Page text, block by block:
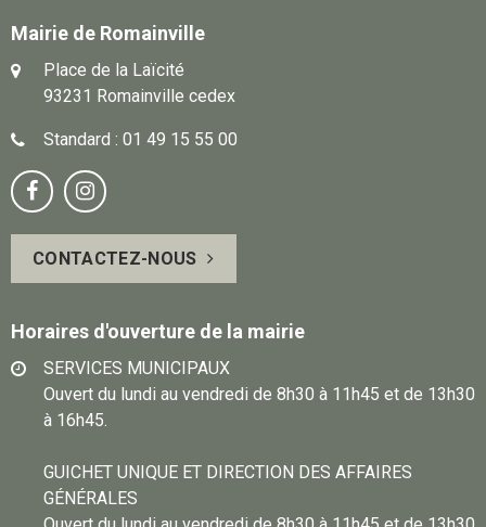
Mairie de Romainville
Place de la Laïcité
93231 Romainville cedex
Standard : 01 49 15 55 00
Notre
page
Facebook
Suivez-
vous
sur
CONTACTEZ-NOUS
Horaires d'ouverture de la mairie
SERVICES MUNICIPAUX
Ouvert du lundi au vendredi de 8h30 à 11h45 et de 13h30
à 16h45.
GUICHET UNIQUE ET DIRECTION DES AFFAIRES
GÉNÉRALES